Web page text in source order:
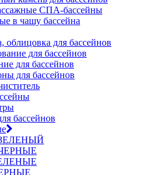
СПА-бассейны
в чашу бассейна
облицовка для бассейнов
для бассейнов
для бассейнов
для бассейнов
бассейнов
ЗЕЛЕНЫЙ
ЧЕРНЫЕ